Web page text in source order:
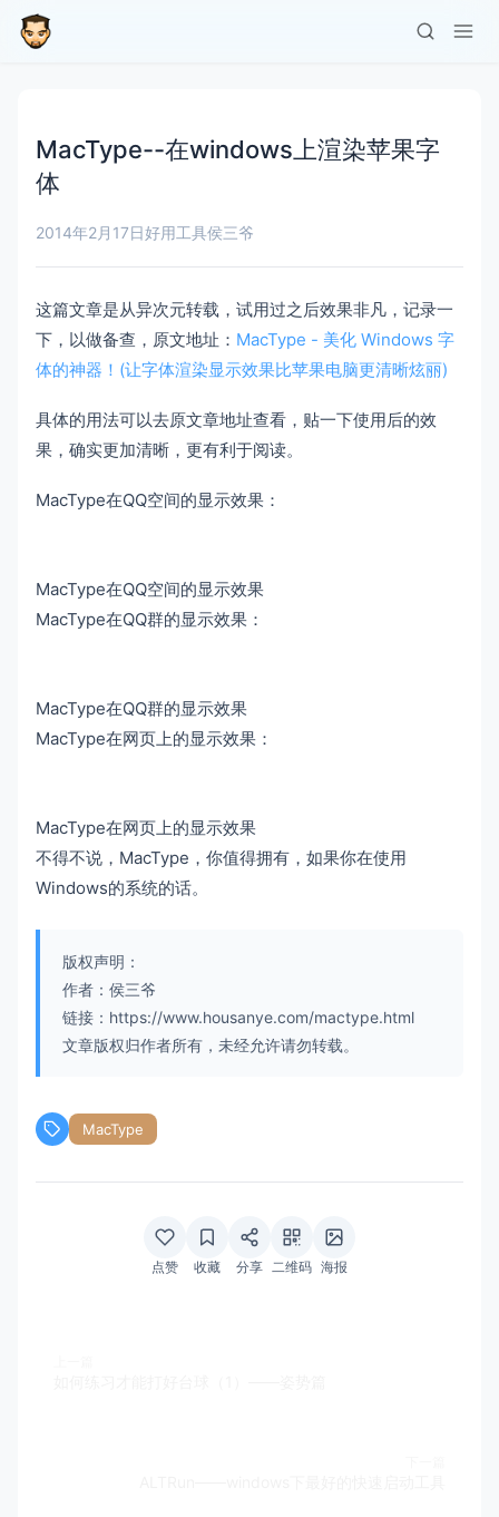
MacType--在windows上渲染苹果字
体
2014年2月17日好用工具侯三爷
这篇文章是从异次元转载，试用过之后效果非凡，记录一
下，以做备查，原文地址： MacType - 美化 Windows 字
体的神器！(让字体渲染显示效果比苹果电脑更清晰炫丽)
具体的用法可以去原文章地址查看，贴一下使用后的效
果，确实更加清晰，更有利于阅读。
MacType在QQ空间的显示效果：
MacType在QQ空间的显示效果
MacType在QQ群的显示效果：
MacType在QQ群的显示效果
MacType在网页上的显示效果：
MacType在网页上的显示效果
不得不说，MacType，你值得拥有，如果你在使用
Windows的系统的话。
版权声明：
作者：侯三爷
链接：https://www.housanye.com/mactype.html
文章版权归作者所有，未经允许请勿转载。
MacType
点赞 收藏 分享 二维码 海报